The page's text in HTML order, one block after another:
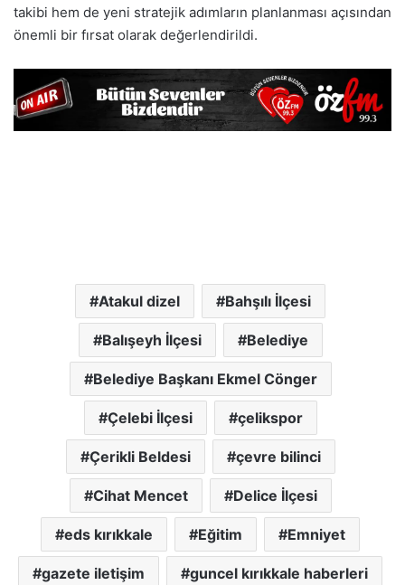
takibi hem de yeni stratejik adımların planlanması açısından
önemli bir fırsat olarak değerlendirildi.
Atakul dizel Bahşılı İlçesi
Balışeyh İlçesi Belediye
Belediye Başkanı Ekmel Cönger
Çelebi İlçesi çelikspor
Çerikli Beldesi çevre bilinci
Cihat Mencet Delice İlçesi
eds kırıkkale Eğitim Emniyet
gazete iletişim guncel kırıkkale haberleri